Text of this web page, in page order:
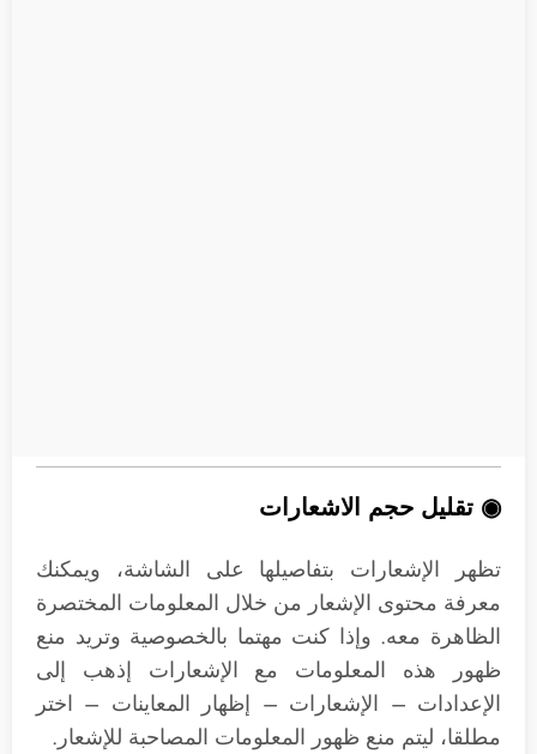
◉ تقليل حجم الاشعارات
تظهر الإشعارات بتفاصيلها على الشاشة، ويمكنك
معرفة محتوى الإشعار من خلال المعلومات المختصرة
الظاهرة معه. وإذا كنت مهتما بالخصوصية وتريد منع
ظهور هذه المعلومات مع الإشعارات إذهب إلى
الإعدادات – الإشعارات – إظهار المعاينات – اختر
مطلقا، ليتم منع ظهور المعلومات المصاحبة للإشعار.